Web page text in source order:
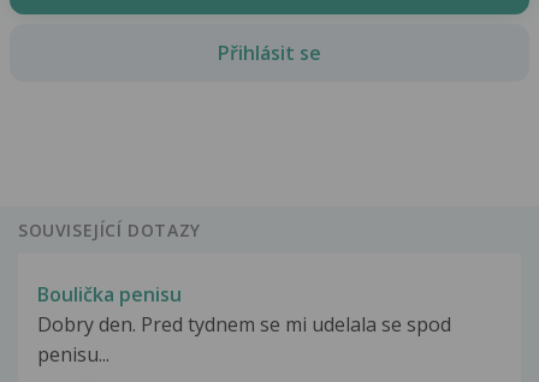
Přihlásit se
SOUVISEJÍCÍ DOTAZY
Boulička penisu
Dobry den. Pred tydnem se mi udelala se spod
penisu...